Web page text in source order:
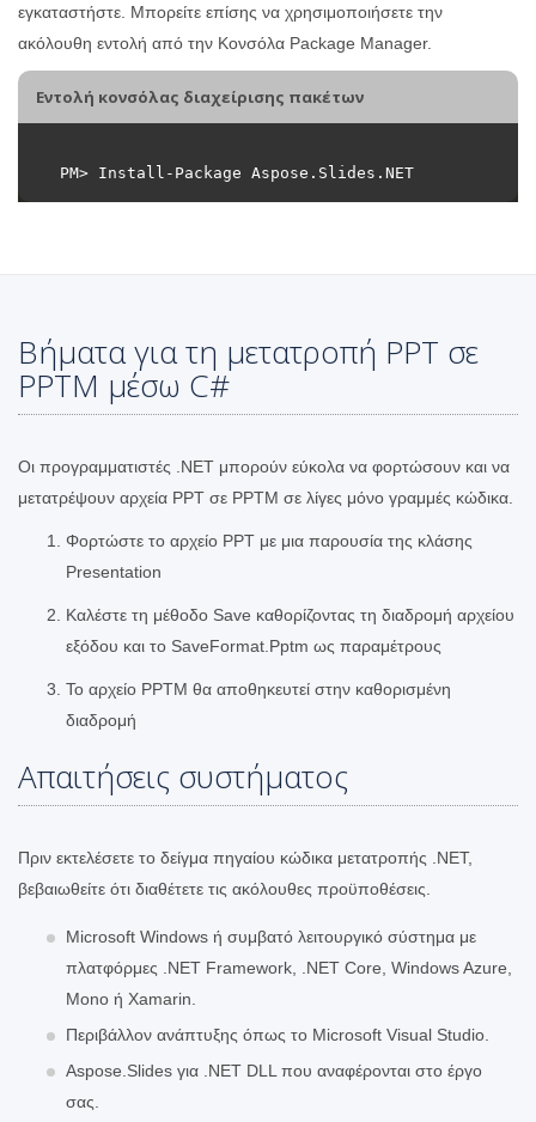
εγκαταστήστε. Μπορείτε επίσης να χρησιμοποιήσετε την
ακόλουθη εντολή από την Κονσόλα Package Manager.
Εντολή κονσόλας διαχείρισης πακέτων
Βήματα για τη μετατροπή PPT σε
PPTM μέσω C#
Οι προγραμματιστές .NET μπορούν εύκολα να φορτώσουν και να
μετατρέψουν αρχεία PPT σε PPTM σε λίγες μόνο γραμμές κώδικα.
Φορτώστε το αρχείο PPT με μια παρουσία της κλάσης
Presentation
Καλέστε τη μέθοδο Save καθορίζοντας τη διαδρομή αρχείου
εξόδου και το SaveFormat.Pptm ως παραμέτρους
Το αρχείο PPTM θα αποθηκευτεί στην καθορισμένη
διαδρομή
Απαιτήσεις συστήματος
Πριν εκτελέσετε το δείγμα πηγαίου κώδικα μετατροπής .NET,
βεβαιωθείτε ότι διαθέτετε τις ακόλουθες προϋποθέσεις.
Microsoft Windows ή συμβατό λειτουργικό σύστημα με
πλατφόρμες .NET Framework, .NET Core, Windows Azure,
Mono ή Xamarin.
Περιβάλλον ανάπτυξης όπως το Microsoft Visual Studio.
Aspose.Slides για .NET DLL που αναφέρονται στο έργο
σας.